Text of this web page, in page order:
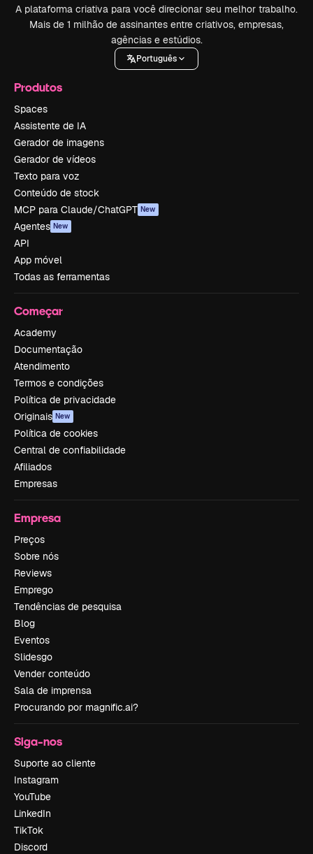
A plataforma criativa para você direcionar seu melhor trabalho.
Mais de 1 milhão de assinantes entre criativos, empresas,
agências e estúdios.
Português
Produtos
Spaces
Assistente de IA
Gerador de imagens
Gerador de vídeos
Texto para voz
Conteúdo de stock
MCP para Claude/ChatGPT New
Agentes New
API
App móvel
Todas as ferramentas
Começar
Academy
Documentação
Atendimento
Termos e condições
Política de privacidade
Originais New
Política de cookies
Central de confiabilidade
Afiliados
Empresas
Empresa
Preços
Sobre nós
Reviews
Emprego
Tendências de pesquisa
Blog
Eventos
Slidesgo
Vender conteúdo
Sala de imprensa
Procurando por magnific.ai?
Siga-nos
Suporte ao cliente
Instagram
YouTube
LinkedIn
TikTok
Discord